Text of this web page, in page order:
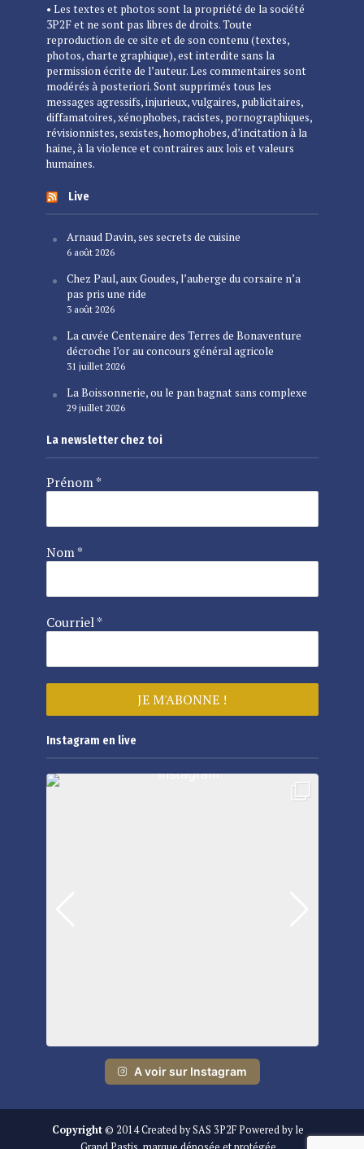
• Les textes et photos sont la propriété de la société
3P2F et ne sont pas libres de droits. Toute
reproduction de ce site et de son contenu (textes,
photos, charte graphique), est interdite sans la
permission écrite de l’auteur. Les commentaires sont
modérés à posteriori. Sont supprimés tous les
messages agressifs, injurieux, vulgaires, publicitaires,
diffamatoires, xénophobes, racistes, pornographiques,
révisionnistes, sexistes, homophobes, d’incitation à la
haine, à la violence et contraires aux lois et valeurs
humaines.
Live
Arnaud Davin, ses secrets de cuisine
6 août 2026
Chez Paul, aux Goudes, l’auberge du corsaire n’a
pas pris une ride
3 août 2026
La cuvée Centenaire des Terres de Bonaventure
décroche l’or au concours général agricole
31 juillet 2026
La Boissonnerie, ou le pan bagnat sans complexe
29 juillet 2026
La newsletter chez toi
Prénom*
Nom*
Courriel*
Instagram en live
A voir sur Instagram
Copyright© 2014 Created by SAS 3P2F Powered by le